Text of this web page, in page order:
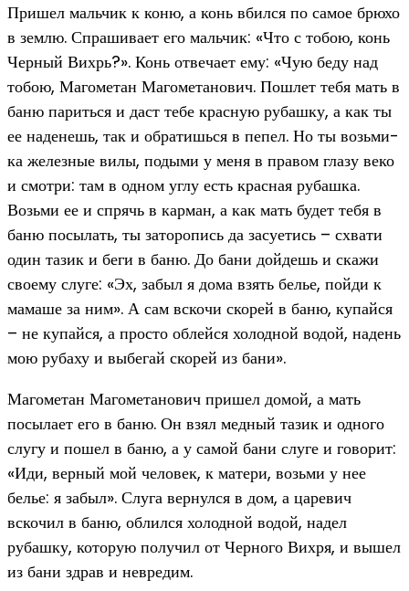
Пришел мальчик к коню, а конь вбился по самое брюхо
в землю. Спрашивает его мальчик: «Что с тобою, конь
Черный Вихрь?». Конь отвечает ему: «Чую беду над
тобою, Магометан Магометанович. Пошлет тебя мать в
баню париться и даст тебе красную рубашку, а как ты
ее наденешь, так и обратишься в пепел. Но ты возьми-
ка железные вилы, подыми у меня в правом глазу веко
и смотри: там в одном углу есть красная рубашка.
Возьми ее и спрячь в карман, а как мать будет тебя в
баню посылать, ты заторопись да засуетись – схвати
один тазик и беги в баню. До бани дойдешь и скажи
своему слуге: «Эх, забыл я дома взять белье, пойди к
мамаше за ним». А сам вскочи скорей в баню, купайся
– не купайся, а просто облейся холодной водой, надень
мою рубаху и выбегай скорей из бани».
Магометан Магометанович пришел домой, а мать
посылает его в баню. Он взял медный тазик и одного
слугу и пошел в баню, а у самой бани слуге и говорит:
«Иди, верный мой человек, к матери, возьми у нее
белье: я забыл». Слуга вернулся в дом, а царевич
вскочил в баню, облился холодной водой, надел
рубашку, которую получил от Черного Вихря, и вышел
из бани здрав и невредим.